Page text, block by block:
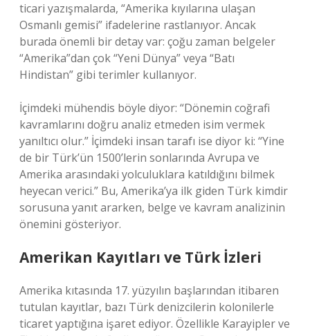
ticari yazışmalarda, “Amerika kıyılarına ulaşan
Osmanlı gemisi” ifadelerine rastlanıyor. Ancak
burada önemli bir detay var: çoğu zaman belgeler
“Amerika”dan çok “Yeni Dünya” veya “Batı
Hindistan” gibi terimler kullanıyor.
İçimdeki mühendis böyle diyor: “Dönemin coğrafi
kavramlarını doğru analiz etmeden isim vermek
yanıltıcı olur.” İçimdeki insan tarafı ise diyor ki: “Yine
de bir Türk’ün 1500’lerin sonlarında Avrupa ve
Amerika arasındaki yolculuklara katıldığını bilmek
heyecan verici.” Bu, Amerika’ya ilk giden Türk kimdir
sorusuna yanıt ararken, belge ve kavram analizinin
önemini gösteriyor.
Amerikan Kayıtları ve Türk İzleri
Amerika kıtasında 17. yüzyılın başlarından itibaren
tutulan kayıtlar, bazı Türk denizcilerin kolonilerle
ticaret yaptığına işaret ediyor. Özellikle Karayipler ve